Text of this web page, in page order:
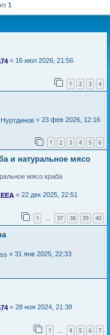
из 1
« 16 июл 2026, 21:56
1 2 3 4
« 23 фев 2026, 12:16
1 2 3 4 5 6
и натуральное мясо
мясо краба
« 22 дек 2025, 22:51
1 … 37 38 39 40
« 31 янв 2025, 22:33
« 28 ноя 2024, 21:38
1 … 4 5 6 7